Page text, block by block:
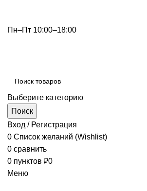
Пн–Пт 10:00–18:00
Выберите категорию
Поиск
Вход / Регистрация
0 Список желаний (Wishlist)
0 сравнить
0 пунктов ₽0
Меню